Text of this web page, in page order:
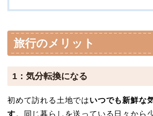
旅行のメリット
1：気分転換になる
初めて訪れる土地ではいつでも新鮮な
す。同じ暮らしを送っている日々から